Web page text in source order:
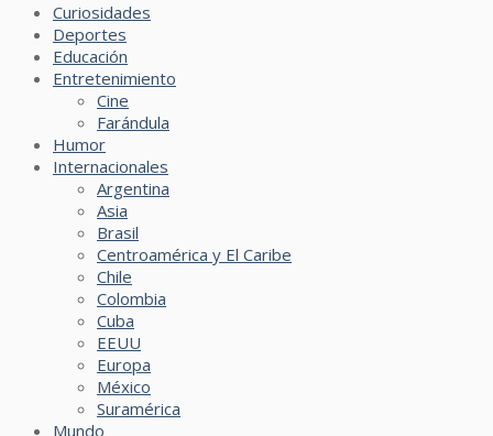
Curiosidades
Deportes
Educación
Entretenimiento
Cine
Farándula
Humor
Internacionales
Argentina
Asia
Brasil
Centroamérica y El Caribe
Chile
Colombia
Cuba
EEUU
Europa
México
Suramérica
Mundo